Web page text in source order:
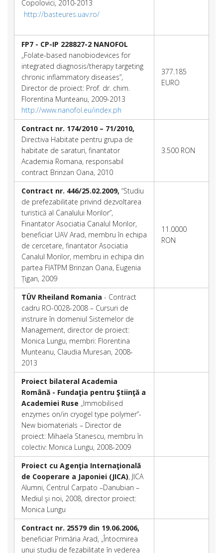
Copolovici, 2010-2013
http://basteures.uav.ro/
FP7 - CP-IP 228827-2 NANOFOL
„Folate-based nanobiodevices for
integrated diagnosis/therapy targeting
chronic inflammatory diseases”,
Director de proiect: Prof. dr. chim.
Florentina Munteanu, 2009-2013
http://www.nanofol.eu/index.ph
377.185
EURO
Contract nr. 174/2010 – 71/2010,
Directiva Habitate pentru grupa de
habitate de saraturi, finantator
Academia Romana, responsabil
contract Brinzan Oana, 2010
3.500 RON
Contract nr. 446/25.02.2009, “Studiu
de prefezabilitate privind dezvoltarea
turistică al Canalului Morilor”,
Finantator Asociatia Canalul Morilor,
beneficiar UAV Arad, membru în echipa
de cercetare, finantator Asociatia
Canalul Morilor, membru in echipa din
partea FIATPM Brinzan Oana, Eugenia
Țigan, 2009
11.0000
RON
TÜV Rheiland Romania - Contract
cadru RO-0028-2008 – Cursuri de
instruire în domeniul Sistemelor de
Management, director de proiect:
Monica Lungu, membri: Florentina
Munteanu, Claudia Muresan, 2008-
2013
Proiect bilateral Academia
Română - Fundaţia pentru Ştiinţă a
Academiei Ruse „Immobilised
enzymes on/in cryogel type polymer”-
New biomaterials – Director de
proiect: Mihaela Stanescu, membru în
colectiv: Monica Lungu, 2008-2009
Proiect cu Agenţia Internaţională
de Cooperare a Japoniei (JICA), JICA
Alumni, Centrul Carpato –Danubian –
Mediul şi noi, 2008, director proiect:
Monica Lungu
Contract nr. 25579 din 19.06.2006,
beneficiar Primăria Arad, „Întocmirea
unui studiu de fezabilitate în vederea